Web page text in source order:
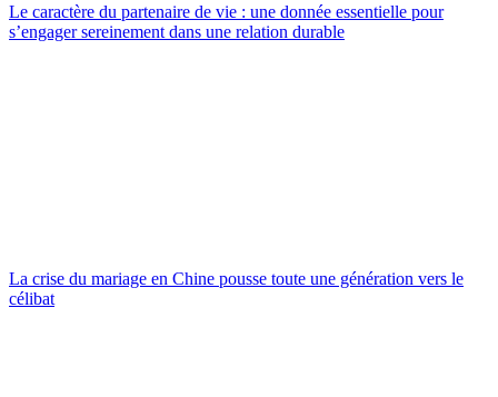
Le caractère du partenaire de vie : une donnée essentielle pour
s’engager sereinement dans une relation durable
La crise du mariage en Chine pousse toute une génération vers le
célibat